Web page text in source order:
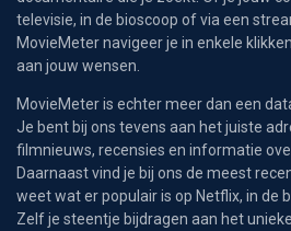
televisie, in de bioscoop of via een
MovieMeter navigeer je in enkele
aan jouw wensen.
MovieMeter is echter meer dan een
Je bent bij ons tevens aan het juiste
filmnieuws, recensies en informatie
Daarnaast vind je bij ons de meest
weet wat er populair is op Netflix, in de
Zelf je steentje bijdragen aan het